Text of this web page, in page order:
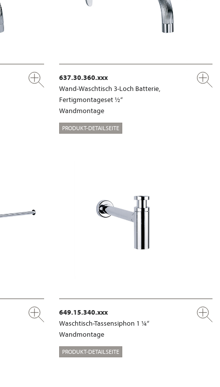
637.30.360.xxx
Wand-Waschtisch 3-Loch Batterie,
Fertigmontageset ½“
Wandmontage
PRODUKT-DETAILSEITE
649.15.340.xxx
Waschtisch-Tassensiphon 1 ¼“
Wandmontage
PRODUKT-DETAILSEITE